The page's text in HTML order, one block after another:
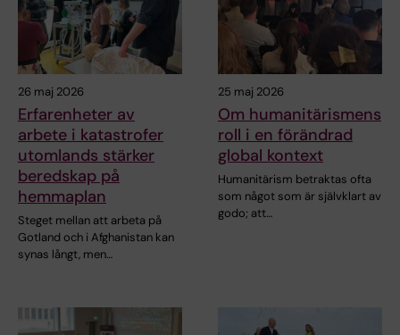
26 maj 2026
Erfarenheter av
arbete i katastrofer
utomlands stärker
beredskap på
hemmaplan
Steget mellan att arbeta på
Gotland och i Afghanistan kan
synas långt, men…
25 maj 2026
Om humanitärismens
roll i en förändrad
global kontext
Humanitärism betraktas ofta
som något som är självklart av
godo; att…